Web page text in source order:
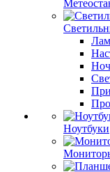
Ноутбуки